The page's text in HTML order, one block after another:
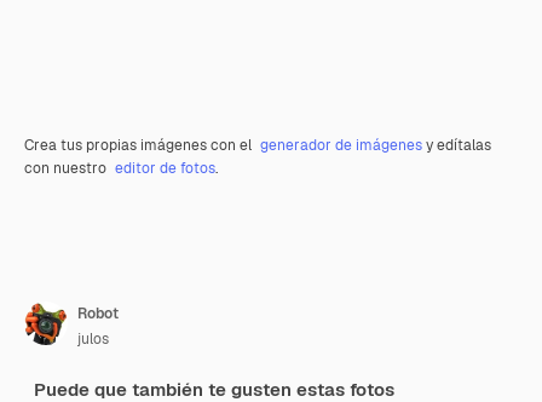
Crea tus propias imágenes con el generador de imágenesy edítalas
con nuestro editor de fotos.
Robot
julos
Puede que también te gusten estas fotos